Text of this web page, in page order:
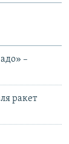
–
ракет